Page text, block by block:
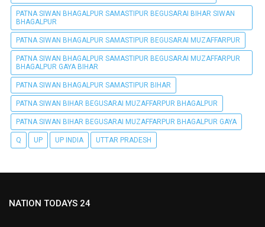
PATNA SIWAN BHAGALPUR SAMASTIPUR BEGUSARAI BIHAR SIWAN
BHAGALPUR
PATNA SIWAN BHAGALPUR SAMASTIPUR BEGUSARAI MUZAFFARPUR
PATNA SIWAN BHAGALPUR SAMASTIPUR BEGUSARAI MUZAFFARPUR
BHAGALPUR GAYA BIHAR
PATNA SIWAN BHAGALPUR SAMASTIPUR BIHAR
PATNA SIWAN BIHAR BEGUSARAI MUZAFFARPUR BHAGALPUR
PATNA SIWAN BIHAR BEGUSARAI MUZAFFARPUR BHAGALPUR GAYA
Q UP UP INDIA UTTAR PRADESH
NATION TODAYS 24